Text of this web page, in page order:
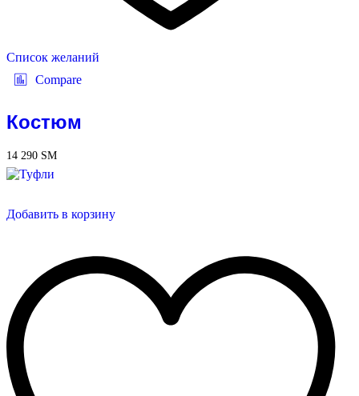
Список желаний
Compare
Костюм
14 290 ЅМ
Добавить в корзину